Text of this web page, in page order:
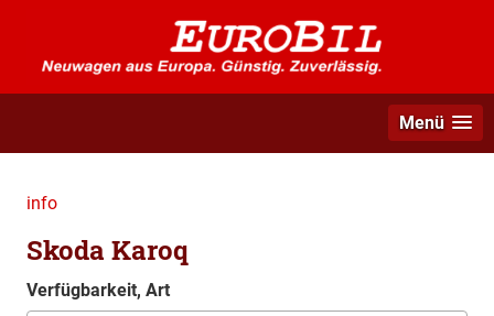
Menü
info
Skoda Karoq
Verfügbarkeit, Art